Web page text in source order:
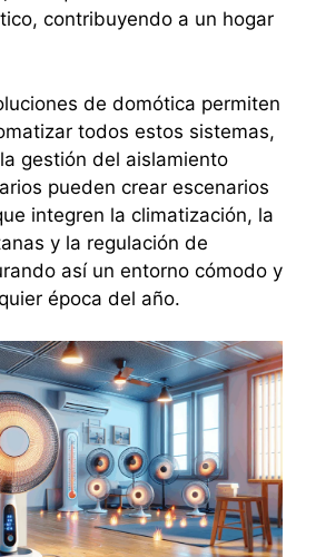
contribuyendo a un hogar
de domótica permiten
todos estos sistemas,
gestión del aislamiento
pueden crear escenarios
integren la climatización, la
y la regulación de
así un entorno cómodo y
época del año.